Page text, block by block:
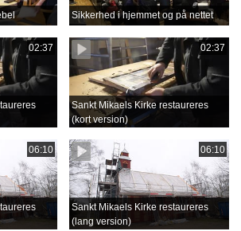
Sikkerhed i hjemmet og på nettet
02:37 02:37
Sankt Mikaels Kirke restaureres
(kort version)
06:10 06:10
Sankt Mikaels Kirke restaureres
(lang version)